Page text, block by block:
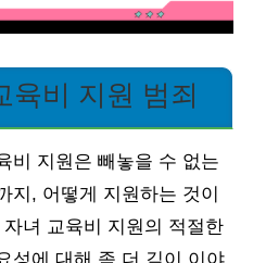
육비 지원 범죄
비 지원은 빼놓을 수 없는
지, 어떻게 지원하는 것이
녀 교육비 지원의 적절한